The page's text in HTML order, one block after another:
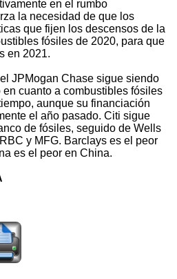
en el rumbo
la necesidad de que los
que fijen los descensos de la
fósiles de 2020, para que
en 2021.
JPMogan Chase sigue siendo
cuanto a combustibles fósiles
aunque su financiación
el año pasado. Citi sigue
de fósiles, seguido de Wells
y MFG. Barclays es el peor
es el peor en China.